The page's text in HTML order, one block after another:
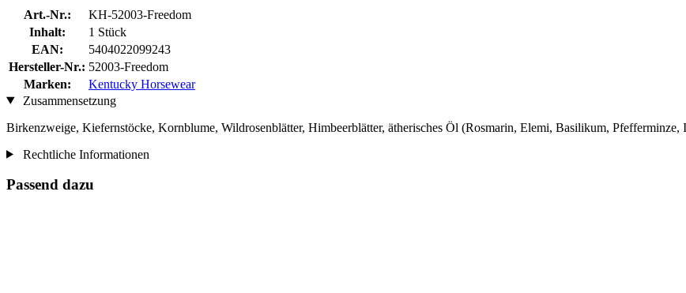
Art.-Nr.:
KH-52003-Freedom
Inhalt:
1 Stück
EAN:
5404022099243
Hersteller-Nr.: 52003-Freedom
Marken:
Kentucky Horsewear
Zusammensetzung
Birkenzweige, Kiefernstöcke, Kornblume, Wildrosenblätter, Himbeerblätter, ätherisches Öl (Rosmarin, Elemi, Basilikum, Pfefferminze,
Rechtliche Informationen
Passend dazu